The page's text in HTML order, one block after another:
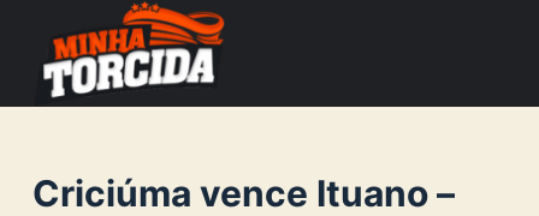
oCriciúma vence Ituano –